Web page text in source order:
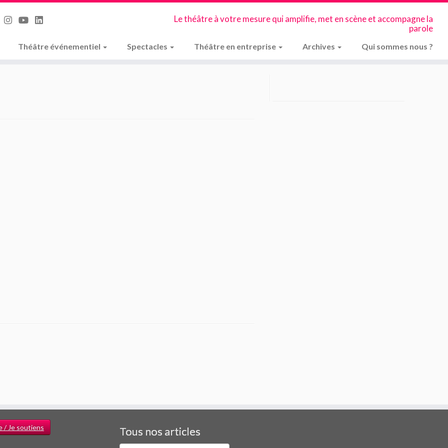
Le théâtre à votre mesure qui amplifie, met en scène et accompagne la
parole
Théâtre événementiel Spectacles Théâtre en entreprise Archives Qui sommes nous ?
/ Je soutiens Tous nos articles